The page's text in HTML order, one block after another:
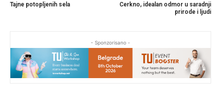
Tajne potopljenih sela
Cerkno, idealan odmor u saradnji
prirode i ljudi
- Sponzorisano -